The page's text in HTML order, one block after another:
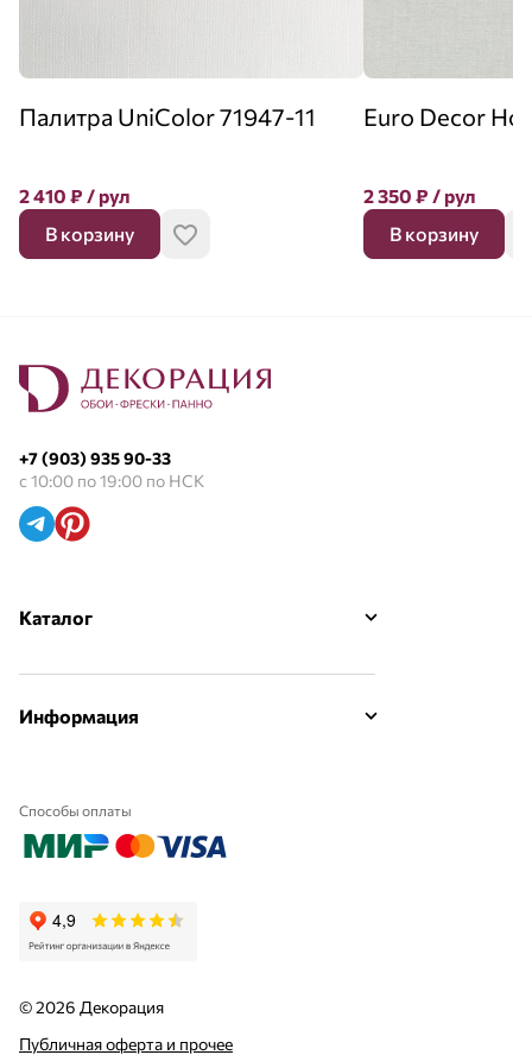
Палитра UniColor 71947-11
2 410 ₽ / рул
В корзину
Euro Decor
2 350 ₽ / рул
В корзину
+7 (903) 935 90-33
с 10:00 по 19:00 по НСК
Каталог
Информация
Способы оплаты
© 2026 Декорация
Публичная оферта и прочее